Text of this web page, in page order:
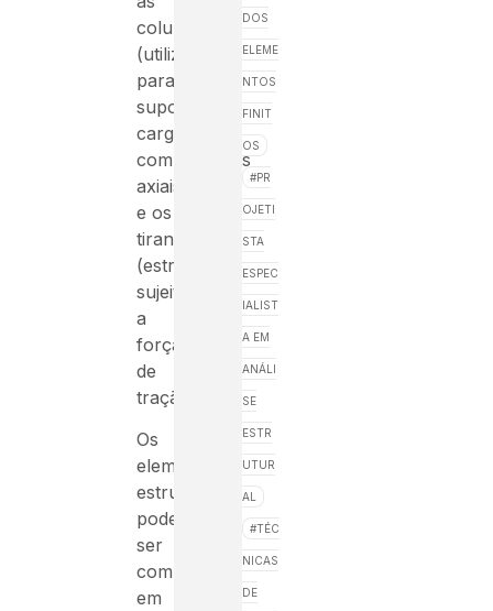
colunas
(utilizadas
para
suportar
cargas
compressivas
axiais)
e os
tirantes
(estruturas
sujeitas
a
força
de
tração).
Os
elementos
estruturais
podem
ser
combinados
em
DOS
ELEME
NTOS
FINIT
OS
PR
OJETI
STA
ESPEC
IALIST
A EM
ANÁLI
SE
ESTR
UTUR
AL
TÉC
NICAS
DE